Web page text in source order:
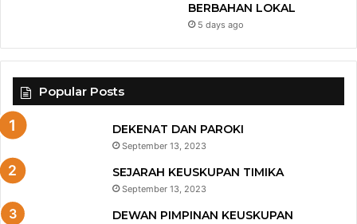
BERBAHAN LOKAL
5 days ago
Popular Posts
DEKENAT DAN PAROKI
September 13, 2023
SEJARAH KEUSKUPAN TIMIKA
September 13, 2023
DEWAN PIMPINAN KEUSKUPAN